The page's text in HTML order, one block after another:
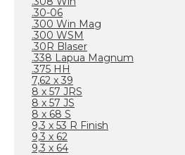
.30-06
.300 Win Mag
.300 WSM
.30R Blaser
.338 Lapua Magnum
.375 HH
7,62 x 39
8 x 57 JRS
8 x 57 JS
8 x 68 S
9,3 x 53 R Finish
9,3 x 62
9,3 x 64